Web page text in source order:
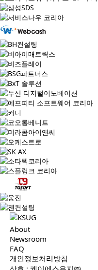
About
Newsroom
FAQ
개인정보처리방침